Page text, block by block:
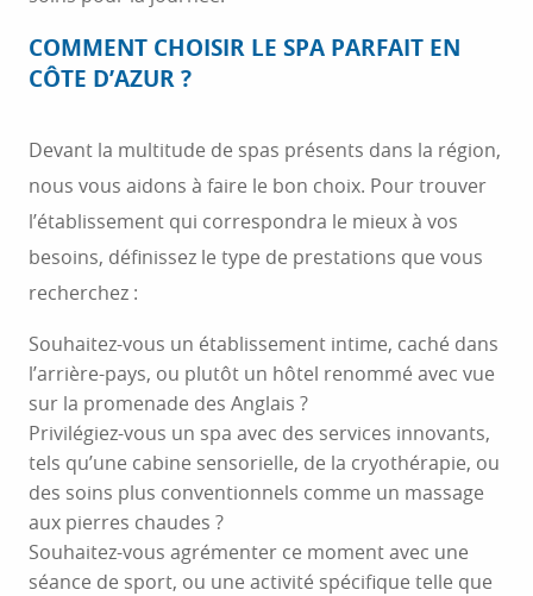
COMMENT CHOISIR LE SPA PARFAIT EN
CÔTE D’AZUR ?
Devant la multitude de spas présents dans la région,
nous vous aidons à faire le bon choix. Pour trouver
l’établissement qui correspondra le mieux à vos
besoins, définissez le type de prestations que vous
recherchez :
Souhaitez-vous un établissement intime, caché dans
l’arrière-pays, ou plutôt un hôtel renommé avec vue
sur la promenade des Anglais ?
Privilégiez-vous un spa avec des services innovants,
tels qu’une cabine sensorielle, de la cryothérapie, ou
des soins plus conventionnels comme un massage
aux pierres chaudes ?
Souhaitez-vous agrémenter ce moment avec une
séance de sport, ou une activité spécifique telle que